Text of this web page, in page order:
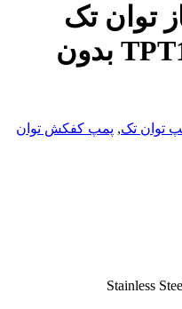
توان تک
خروجی از بالا TPT18/4 بدون
توان تک, پمپ کفکش توان